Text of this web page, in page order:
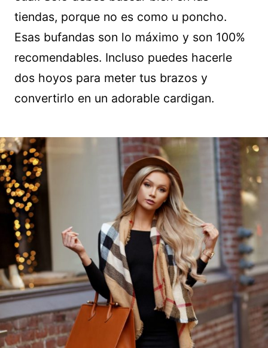
tiendas, porque no es como u poncho.
Esas bufandas son lo máximo y son 100%
recomendables. Incluso puedes hacerle
dos hoyos para meter tus brazos y
convertirlo en un adorable cardigan.